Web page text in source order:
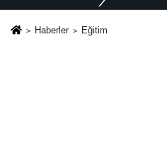
Haberler Eğitim